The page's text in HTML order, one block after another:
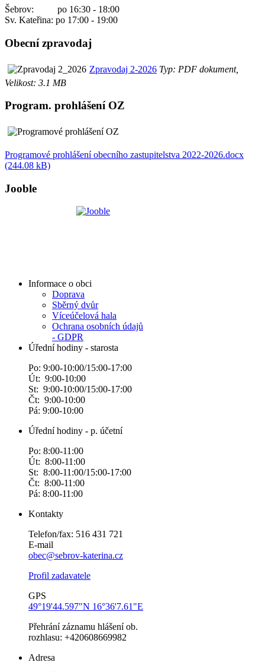
Šebrov: po 16:30 - 18:00
Sv. Kateřina: po 17:00 - 19:00
Obecní zpravodaj
Zpravodaj 2-2026 Typ: PDF dokument,
Velikost: 3.1 MB
Program. prohlášení OZ
Programové prohlášení obecního zastupitelstva 2022-2026.docx
(244.08 kB)
Jooble
Informace o obci
Doprava
Sběrný dvůr
Víceúčelová hala
Ochrana osobních údajů
- GDPR
Úřední hodiny - starosta
Po: 9:00-10:00/15:00-17:00
Út: 9:00-10:00
St: 9:00-10:00/15:00-17:00
Čt: 9:00-10:00
Pá: 9:00-10:00
Úřední hodiny - p. účetní
Po: 8:00-11:00
Út: 8:00-11:00
St: 8:00-11:00/15:00-17:00
Čt: 8:00-11:00
Pá: 8:00-11:00
Kontakty
Telefon/fax: 516 431 721
E-mail
obec@sebrov-katerina.cz
Profil zadavatele
GPS
49°19'44.597"N 16°36'7.61"E
Přehrání záznamu hlášení ob.
rozhlasu: +420608669982
Adresa